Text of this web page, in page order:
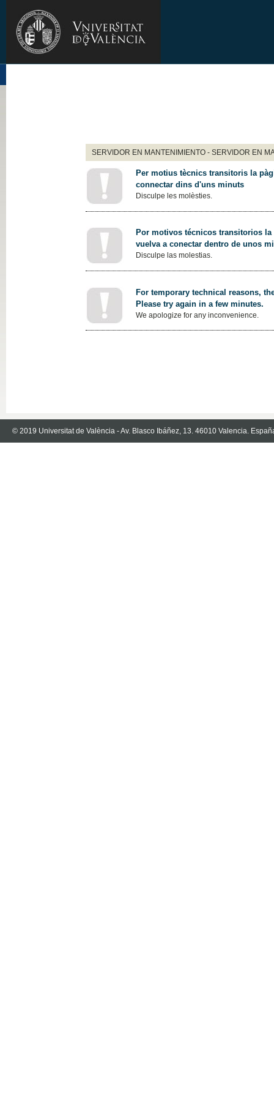
SERVIDOR EN MANTENIMIENTO - SERVIDOR EN
Per motius tècnics transitoris la
connectar dins d'uns minuts
Disculpe les molèsties.
Por motivos técnicos transitorios
vuelva a conectar dentro de unos
Disculpe las molestias.
For temporary technical reasons,
Please try again in a few minutes.
We apologize for any inconvenience.
© 2019 Universitat de València - Av. Blasco Ibáñez, 13. 46010 Valencia.